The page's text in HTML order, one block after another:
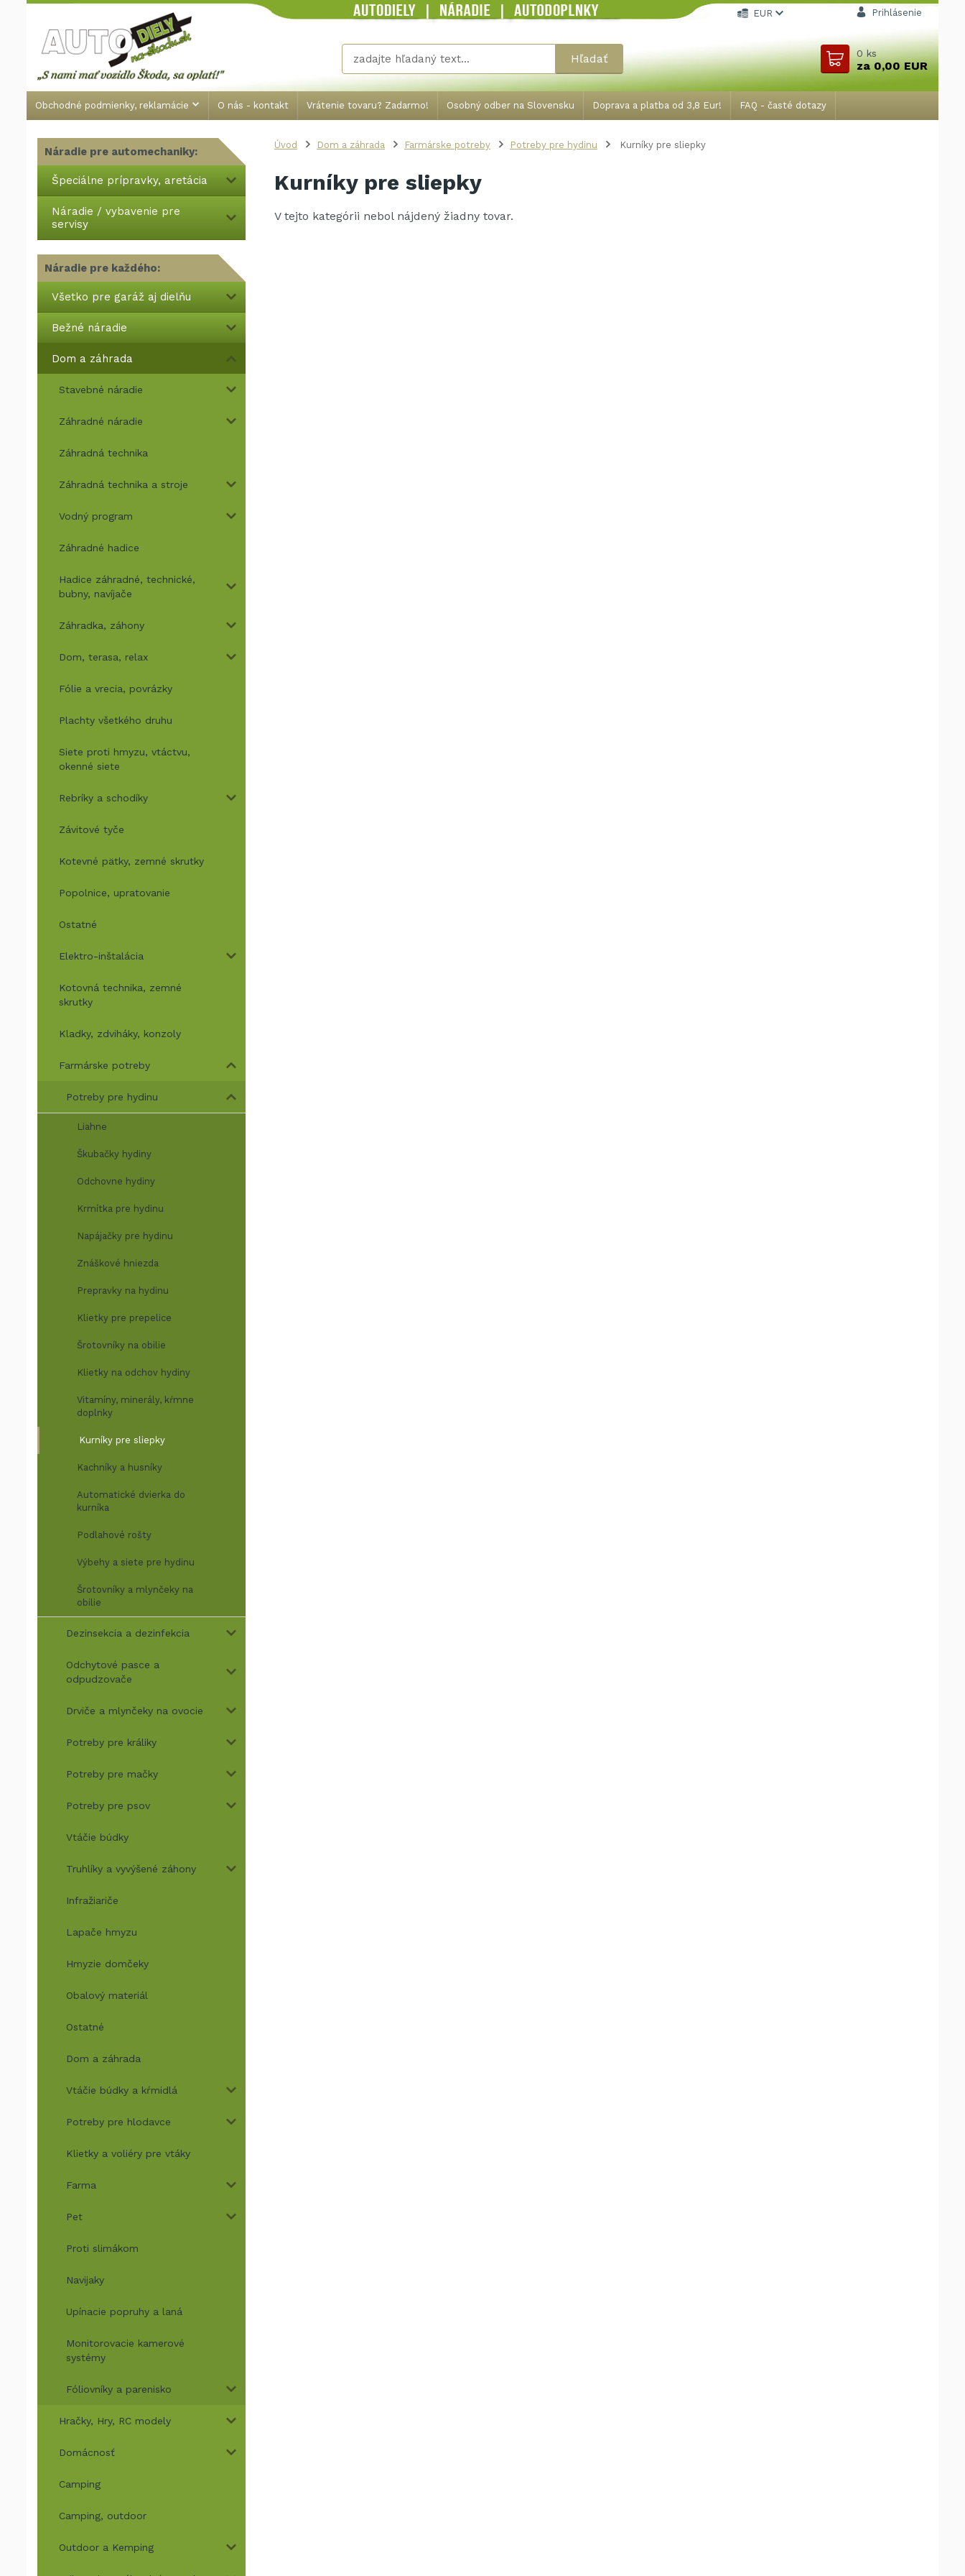
Obchodné podmienky, reklamácie O nás - kontakt Vrátenie tovaru? Zadarmo! Osobný odber na Slovensku Doprava a platba od 3,8 Eur! FAQ - časté dotazy
EUR Prihlásenie
Hľadať 0ks
za0,00 EUR
Náradie pre automechaniky:
Špeciálne prípravky, aretácia
Náradie / vybavenie pre
servisy
Náradie pre každého:
Všetko pre garáž aj dielňu
Bežné náradie
Dom a záhrada
Stavebné náradie
Záhradné náradie
Záhradná technika
Záhradná technika a stroje
Vodný program
Záhradné hadice
Hadice záhradné, technické,
bubny, navíjače
Záhradka, záhony
Dom, terasa, relax
Fólie a vrecia, povrázky
Plachty všetkého druhu
Siete proti hmyzu, vtáctvu,
okenné siete
Rebríky a schodíky
Závitové tyče
Kotevné pätky, zemné skrutky
Popolnice, upratovanie
Ostatné
Elektro-inštalácia
Kotovná technika, zemné
skrutky
Kladky, zdviháky, konzoly
Farmárske potreby
Potreby pre hydinu
Liahne
Škubačky hydiny
Odchovne hydiny
Krmítka pre hydinu
Napájačky pre hydinu
Znáškové hniezda
Prepravky na hydinu
Klietky pre prepelice
Šrotovníky na obilie
Klietky na odchov hydiny
Vitamíny, minerály, kŕmne
doplnky
Kurníky pre sliepky
Kachníky a husníky
Automatické dvierka do
kurníka
Podlahové rošty
Výbehy a siete pre hydinu
Šrotovníky a mlynčeky na
obilie
Dezinsekcia a dezinfekcia
Odchytové pasce a
odpudzovače
Drviče a mlynčeky na ovocie
Potreby pre králiky
Potreby pre mačky
Potreby pre psov
Vtáčie búdky
Truhlíky a vyvýšené záhony
Infražiariče
Lapače hmyzu
Hmyzie domčeky
Obalový materiál
Ostatné
Dom a záhrada
Vtáčie búdky a kŕmidlá
Potreby pre hlodavce
Klietky a voliéry pre vtáky
Farma
Pet
Proti slimákom
Navijaky
Upínacie popruhy a laná
Monitorovacie kamerové
systémy
Fóliovníky a parenisko
Hračky, Hry, RC modely
Domácnosť
Camping
Camping, outdoor
Outdoor a Kemping
Úvod Dom a záhrada Farmárske potreby Potreby pre hydinu Kurníky pre sliepky
Kurníky pre sliepky
V tejto kategórii nebol nájdený žiadny tovar.